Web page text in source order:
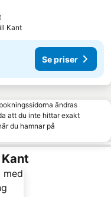
Se priser
Kant
Se priser
ändras
att du inte hittar exakt
du hamnar på